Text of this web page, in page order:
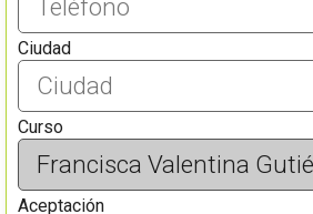
Ciudad
Curso
Aceptación